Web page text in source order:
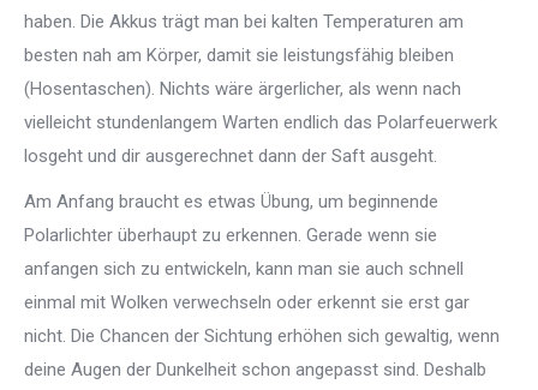
haben. Die Akkus trägt man bei kalten Temperaturen am
besten nah am Körper, damit sie leistungsfähig bleiben
(Hosentaschen). Nichts wäre ärgerlicher, als wenn nach
vielleicht stundenlangem Warten endlich das Polarfeuerwerk
losgeht und dir ausgerechnet dann der Saft ausgeht.
Am Anfang braucht es etwas Übung, um beginnende
Polarlichter überhaupt zu erkennen. Gerade wenn sie
anfangen sich zu entwickeln, kann man sie auch schnell
einmal mit Wolken verwechseln oder erkennt sie erst gar
nicht. Die Chancen der Sichtung erhöhen sich gewaltig, wenn
deine Augen der Dunkelheit schon angepasst sind. Deshalb